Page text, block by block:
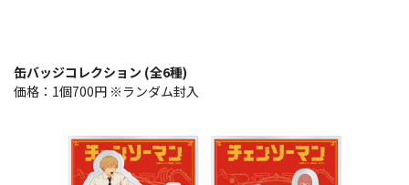
缶バッジコレクション (全6種)
価格：1個700円 ※ランダム封入